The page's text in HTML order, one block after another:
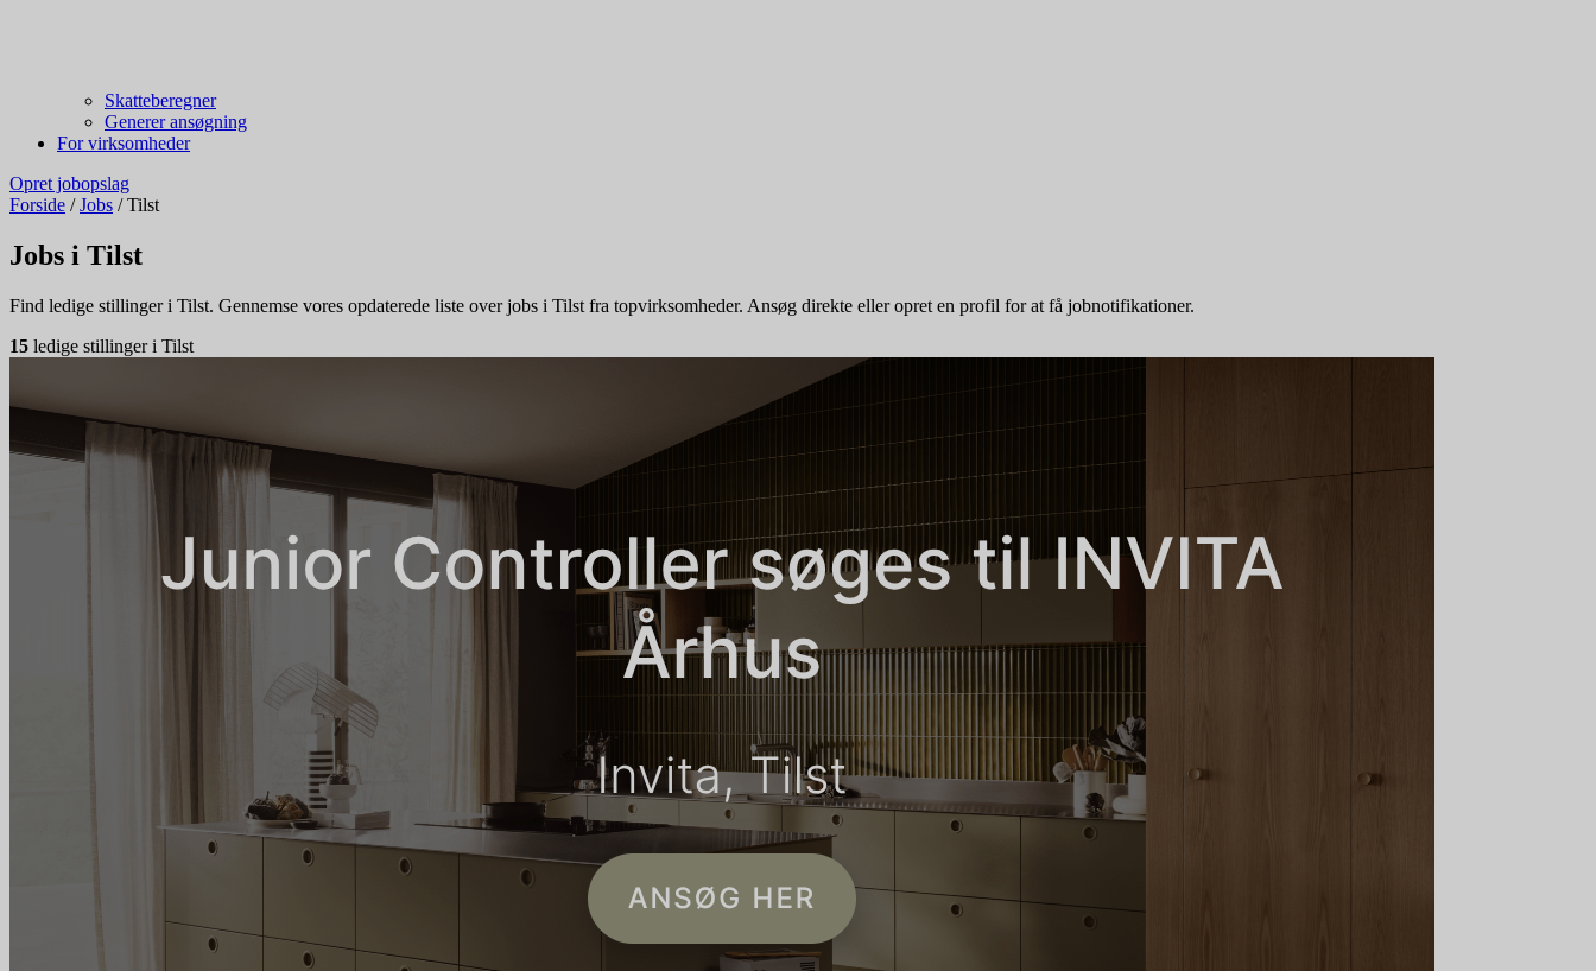
Skatteberegner
Generer ansøgning
For virksomheder
Opret jobopslag
Forside / Jobs / Tilst
Jobs i Tilst
Find ledige stillinger i Tilst. Gennemse vores opdaterede liste over jobs i Tilst fra topvirksomheder. Ansøg direkte eller opret en profil for at få jobnotifikationer.
15 ledige stillinger i Tilst